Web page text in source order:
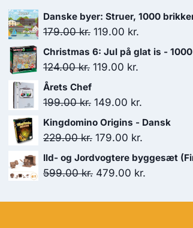
Danske byer: Struer, 1000
179.00kr. Den
oprindelige
pris
179.00 kr..
119.00 kr.
aktuelle
Christmas 6: Jul på glat is -
124.00kr. Den
pris
124.00 kr..
119.00 kr.
pris
Årets Chef
199.00kr. Den
oprindelige
pris
199.00 kr..
149.00 kr.
aktuelle
149.00 kr..
Kingdomino Origins - Dansk
229.00kr. Den
oprindelige
pris
229.00 kr..
179.00 kr.
aktuelle
pris
179.00 kr..
Ild- og Jordvogtere byggesæt
599.00kr. Den
pris
479.00 kr.
pris